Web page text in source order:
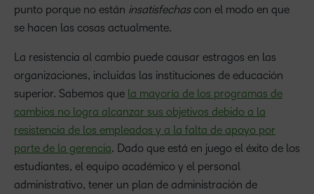
punto porque no están insatisfechascon el modo en que
se hacen las cosas actualmente.
La resistencia al cambio puede causar estragos en las
organizaciones, incluidas las instituciones de educación
superior. Sabemos que la mayoría de los programas de
cambios no logra alcanzar sus objetivos debido a la
resistencia de los empleados y a la falta de apoyo por
parte de la gerencia. Dado que está en juego el éxito de los
estudiantes, el equipo académico y el personal
administrativo, tener un plan de administración de